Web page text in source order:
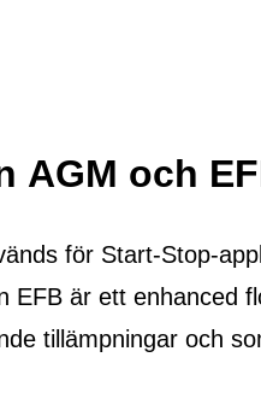
AGM och
för Start-Stop-
EFB är ett enhanced
tillämpningar och